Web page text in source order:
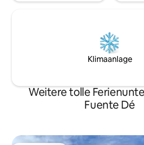
Klimaanlage
Weitere tolle
Fuente Dé